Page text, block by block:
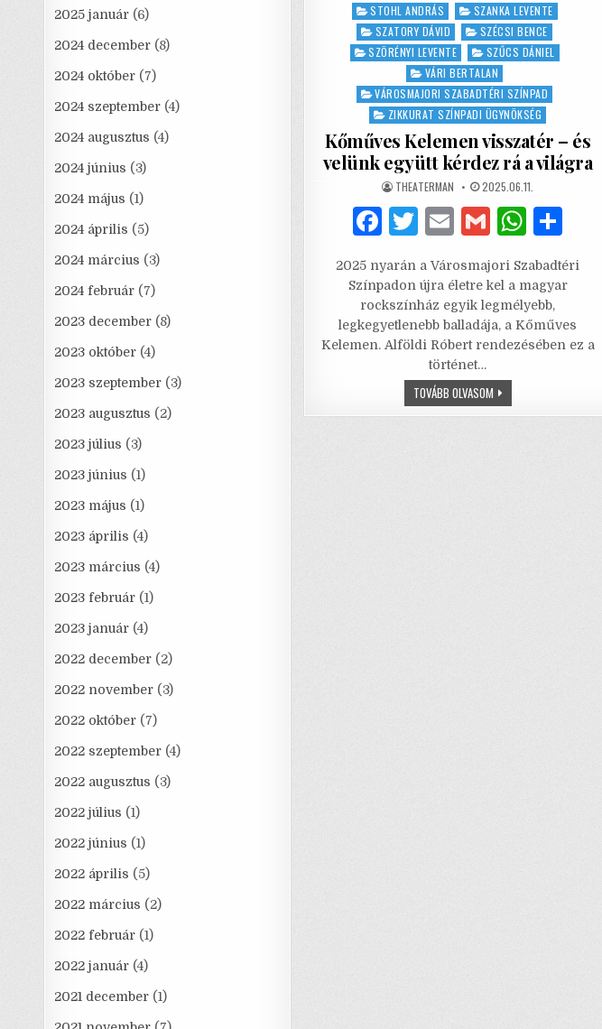
STOHL ANDRÁS
SZANKA LEVENTE
SZATORY DÁVID
SZÉCSI BENCE
SZÖRÉNYI LEVENTE
SZŰCS DÁNIEL
VÁRI BERTALAN
VÁROSMAJORI SZABADTÉRI SZÍNPAD
ZIKKURAT SZÍNPADI ÜGYNÖKSÉG
Kőműves Kelemen visszatér – és
velünk együtt kérdez rá a világra
AUTHOR:
THEATERMAN PUBLISHED
2025.06.11.
F
c
e
b
k
T
it
te
r
E
ai
l
G
ai
l
W
at
s
A
ar
2025 nyarán a Városmajori Szabadtéri
Színpadon újra életre kel a magyar
rockszínház egyik legmélyebb,
legkegyetlenebb balladája, a Kőműves
Kelemen. Alföldi Róbert rendezésében ez a
történet…
TOVÁBB OLVASOMKŐMŰVES
KELEMEN
VISSZATÉR
2025 január (6)
2024 december (8)
2024 október (7)
2024 szeptember (4)
2024 augusztus (4)
2024 június (3)
2024 május (1)
2024 április (5)
2024 március (3)
2024 február (7)
2023 december (8)
2023 október (4)
2023 szeptember (3)
2023 augusztus (2)
2023 július (3)
2023 június (1)
2023 május (1)
2023 április (4)
2023 március (4)
2023 február (1)
2023 január (4)
2022 december (2)
2022 november (3)
2022 október (7)
2022 szeptember (4)
2022 augusztus (3)
2022 július (1)
2022 június (1)
2022 április (5)
2022 március (2)
2022 február (1)
2022 január (4)
2021 december (1)